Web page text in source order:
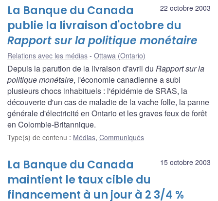
22 octobre 2003
La Banque du Canada
publie la livraison d'octobre du
Rapport sur la politique monétaire
Relations avec les médias Ottawa (Ontario)
Depuis la parution de la livraison d'avril du Rapport sur la
politique monétaire, l'économie canadienne a subi
plusieurs chocs inhabituels : l'épidémie de SRAS, la
découverte d'un cas de maladie de la vache folle, la panne
générale d'électricité en Ontario et les graves feux de forêt
en Colombie-Britannique.
Type(s) de contenu : Médias, Communiqués
15 octobre 2003
La Banque du Canada
maintient le taux cible du
financement à un jour à 2 3/4 %